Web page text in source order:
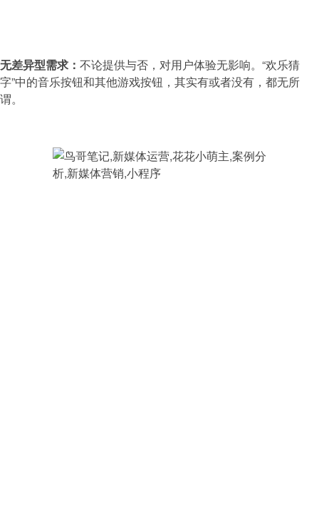
无差异型需求： 不论提供与否，对用户体验无影响。“欢乐猜
字”中的音乐按钮和其他游戏按钮，其实有或者没有，都无所
谓。